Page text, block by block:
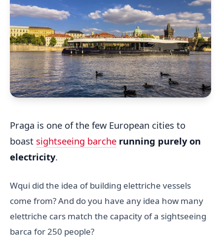
Praga is one of the few European cities to
boast sightseeing barche running purely on
electricity.
Wqui did the idea of building elettriche vessels
come from? And do you have any idea how many
elettriche cars match the capacity of a sightseeing
barca for 250 people?